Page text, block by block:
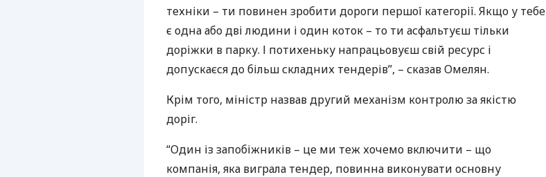
техніки – ти повинен зробити дороги першої категорії. Якщо у тебе
є одна або дві людини і один коток – то ти асфальтуєш тільки
доріжки в парку. І потихеньку напрацьовуєш свій ресурс і
допускаєся до більш складних тендерів”, – сказав Омелян.
Крім того, міністр назвав другий механізм контролю за якістю
доріг.
“Один із запобіжників – це ми теж хочемо включити – що
компанія, яка виграла тендер, повинна виконувати основну